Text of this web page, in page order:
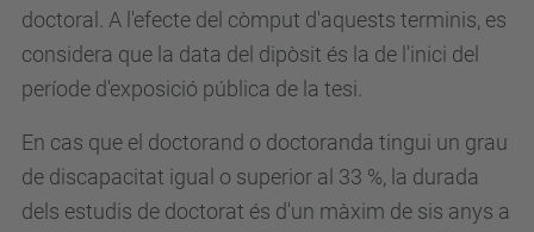
doctoral. A l'efecte del còmput d'aquests terminis, es
considera que la data del dipòsit és la de l'inici del
període d'exposició pública de la tesi.
En cas que el doctorand o doctoranda tingui un grau
de discapacitat igual o superior al 33 %, la durada
dels estudis de doctorat és d'un màxim de sis anys a